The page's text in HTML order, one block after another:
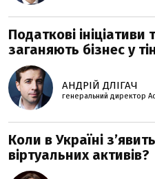
Податкові
заганяють бізнес у
АНДРІЙ ДЛІГАЧ
генеральний директор
Коли в Україні
віртуальних активів?